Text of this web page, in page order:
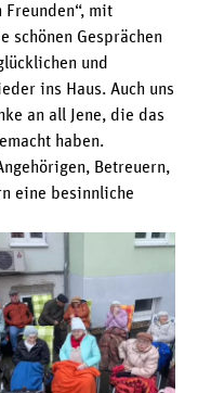
mit
schönen Gesprächen
und
ins Haus. Auch uns
an all Jene, die das
haben.
Betreuern,
eine besinnliche